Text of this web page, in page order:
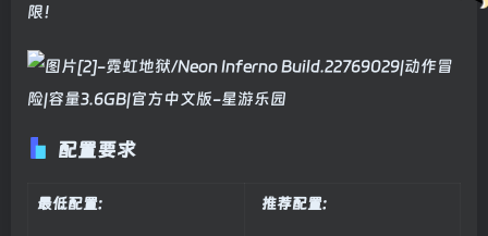
限！
配置要求
最低配置: 推荐配置: